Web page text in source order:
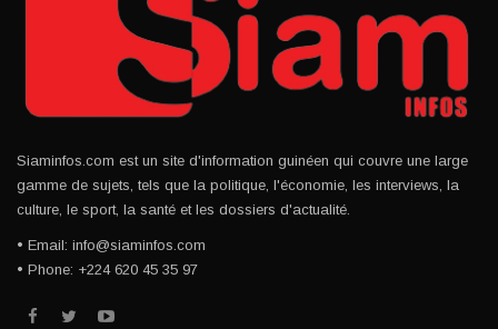
Siaminfos.com est un site d'information guinéen qui couvre une large
gamme de sujets, tels que la politique, l'économie, les interviews, la
culture, le sport, la santé et les dossiers d'actualité.
• Email: info@siaminfos.com
• Phone: +224 620 45 35 97